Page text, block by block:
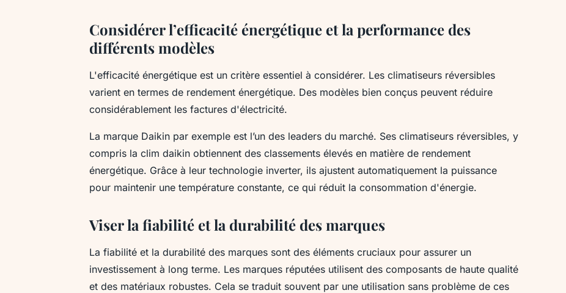
Considérer l’efficacité énergétique et la performance des
différents modèles
L'efficacité énergétique est un critère essentiel à considérer. Les climatiseurs réversibles
varient en termes de rendement énergétique. Des modèles bien conçus peuvent réduire
considérablement les factures d'électricité.
La marque Daikin par exemple est l’un des leaders du marché. Ses climatiseurs réversibles, y
compris la clim daikin obtiennent des classements élevés en matière de rendement
énergétique. Grâce à leur technologie inverter, ils ajustent automatiquement la puissance
pour maintenir une température constante, ce qui réduit la consommation d'énergie.
Viser la fiabilité et la durabilité des marques
La fiabilité et la durabilité des marques sont des éléments cruciaux pour assurer un
investissement à long terme. Les marques réputées utilisent des composants de haute qualité
et des matériaux robustes. Cela se traduit souvent par une utilisation sans problème de ces